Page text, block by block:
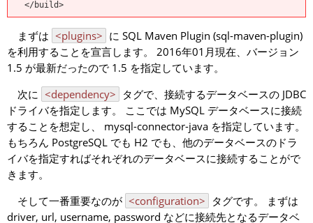
まずは <plugins> に SQL Maven Plugin (sql-maven-plugin)
を利用することを宣言します。 2016年01月現在、バージョン
1.5 が最新だったので 1.5 を指定しています。
次に <dependency> タグで、接続するデータベースの JDBC
ドライバを指定します。 ここでは MySQL データベースに接続
することを想定し、 mysql-connector-java を指定しています。
もちろん PostgreSQL でも H2 でも、他のデータベースのドラ
イバを指定すればそれぞれのデータベースに接続することがで
きます。
そして一番重要なのが <configuration> タグです。 まずは
driver, url, username, password などに接続先となるデータベ